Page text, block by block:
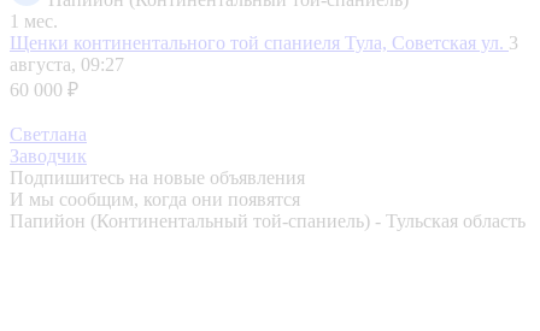
1 мес.
Щенки континентального той спаниеля Тула, Советская ул. 3
августа, 09:27
60 000 ₽
Светлана
Заводчик
Подпишитесь на новые объявления
И мы сообщим, когда они появятся
Папийон (Континентальный той-спаниель) - Тульская область